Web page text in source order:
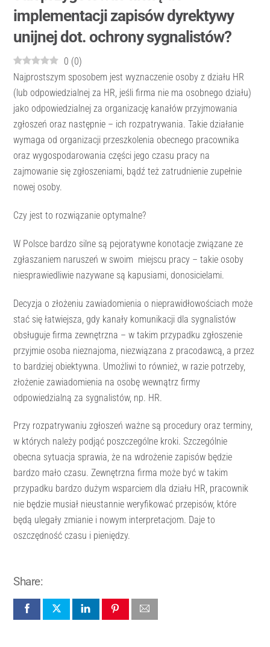
implementacji zapisów dyrektywy
unijnej dot. ochrony sygnalistów?
0 (0)
Najprostszym sposobem jest wyznaczenie osoby z działu HR
(lub odpowiedzialnej za HR, jeśli firma nie ma osobnego działu)
jako odpowiedzialnej za organizację kanałów przyjmowania
zgłoszeń oraz następnie – ich rozpatrywania. Takie działanie
wymaga od organizacji przeszkolenia obecnego pracownika
oraz wygospodarowania części jego czasu pracy na
zajmowanie się zgłoszeniami, bądź też zatrudnienie zupełnie
nowej osoby.
Czy jest to rozwiązanie optymalne?
W Polsce bardzo silne są pejoratywne konotacje związane ze
zgłaszaniem naruszeń w swoim miejscu pracy – takie osoby
niesprawiedliwie nazywane są kapusiami, donosicielami.
Decyzja o złożeniu zawiadomienia o nieprawidłowościach może
stać się łatwiejsza, gdy kanały komunikacji dla sygnalistów
obsługuje firma zewnętrzna – w takim przypadku zgłoszenie
przyjmie osoba nieznajoma, niezwiązana z pracodawcą, a przez
to bardziej obiektywna. Umożliwi to również, w razie potrzeby,
złożenie zawiadomienia na osobę wewnątrz firmy
odpowiedzialną za sygnalistów, np. HR.
Przy rozpatrywaniu zgłoszeń ważne są procedury oraz terminy,
w których należy podjąć poszczególne kroki. Szczególnie
obecna sytuacja sprawia, że na wdrożenie zapisów będzie
bardzo mało czasu. Zewnętrzna firma może być w takim
przypadku bardzo dużym wsparciem dla działu HR, pracownik
nie będzie musiał nieustannie weryfikować przepisów, które
będą ulegały zmianie i nowym interpretacjom. Daje to
oszczędność czasu i pieniędzy.
Share: